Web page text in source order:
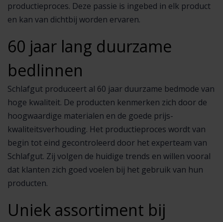
productieproces. Deze passie is ingebed in elk product
en kan van dichtbij worden ervaren.
60 jaar lang duurzame
bedlinnen
Schlafgut produceert al 60 jaar duurzame bedmode van
hoge kwaliteit. De producten kenmerken zich door de
hoogwaardige materialen en de goede prijs-
kwaliteitsverhouding. Het productieproces wordt van
begin tot eind gecontroleerd door het experteam van
Schlafgut. Zij volgen de huidige trends en willen vooral
dat klanten zich goed voelen bij het gebruik van hun
producten.
Uniek assortiment bij